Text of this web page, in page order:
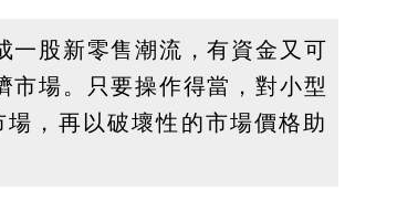
一股新零售潮流，有資金又可
場。只要操作得當，對小型
，再以破壞性的市場價格助